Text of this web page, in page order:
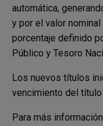
automática,
y por el valor
porcentaje definido
Público y Tesoro
Los nuevos títulos
vencimiento del título
Para más